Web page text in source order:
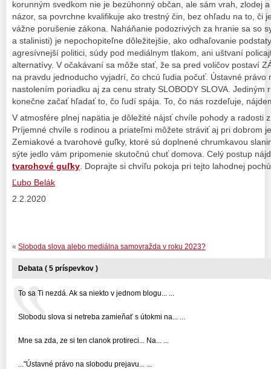
korunným svedkom nie je bezúhonný občan, ale sám vrah, zlodej
názor, sa povrchne kvalifikuje ako trestný čin, bez ohľadu na to, či
vážne porušenie zákona. Naháňanie podozrivých za hranie sa so
a stalinisti) je nepochopiteľne dôležitejšie, ako odhaľovanie
agresívnejší politici, súdy pod mediálnym tlakom, ani uštvaní
alternatívy. V očakávaní sa môže stať, že sa pred voličov postaví
na pravdu jednoducho vyjadrí, čo chcú ľudia počuť. Ústavné právo
nastolením poriadku aj za cenu straty SLOBODY SLOVA. Jediným
konečne začať hľadať to, čo ľudí spája. To, čo nás rozdeľuje,
V atmosfére plnej napätia je dôležité nájsť chvíle pohody a radosti
Príjemné chvíle s rodinou a priateľmi môžete stráviť aj pri dobrom
Zemiakové a tvarohové guľky, ktoré sú doplnené chrumkavou
sýte jedlo vám pripomenie skutočnú chuť domova. Celý postup
tvarohové guľky . Doprajte si chvíľu pokoja pri tejto lahodnej
Ľubo Belák
2.2.2020
« Sloboda slova alebo mediálna samovražda v roku 2023?
Debata ( 5 príspevkov )
To sa Ti nezdá. Ak sa niekto v jednom blogu... ...
Slobodu slova si netreba zamieňať s útokmi na... ...
Mne sa zda, ze si ten clanok protireci... Na... ...
..."Ústavné právo na slobodu prejavu... ...